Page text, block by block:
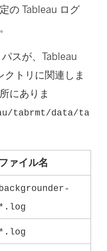
の Tableau ログ
スが、Tableau
トリに関連しま
にありま
tabrmt/data/ta
ファイル名
backgrounder-
*.log
*.log